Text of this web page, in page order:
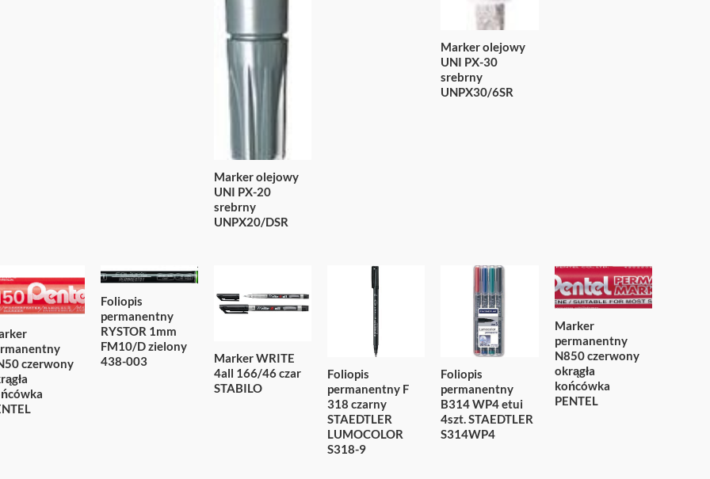
Marker olejowy
UNI PX-20
srebrny
UNPX20/DSR
Marker olejowy
UNI PX-30
srebrny
UNPX30/6SR
czerwony
Foliopis
permanentny
RYSTOR 1mm
FM10/D zielony
438-003
Marker WRITE
4all 166/46 czar
STABILO
Foliopis
permanentny F
318 czarny
STAEDTLER
LUMOCOLOR
S318-9
Foliopis
permanentny
B314 WP4 etui
4szt. STAEDTLER
S314WP4
Marker
permanentny
N850 czerwony
okrągła
końcówka
PENTEL